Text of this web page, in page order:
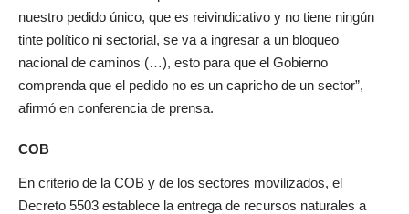
nuestro pedido único, que es reivindicativo y no tiene ningún
tinte político ni sectorial, se va a ingresar a un bloqueo
nacional de caminos (…), esto para que el Gobierno
comprenda que el pedido no es un capricho de un sector”,
afirmó en conferencia de prensa.
COB
En criterio de la COB y de los sectores movilizados, el
Decreto 5503 establece la entrega de recursos naturales a